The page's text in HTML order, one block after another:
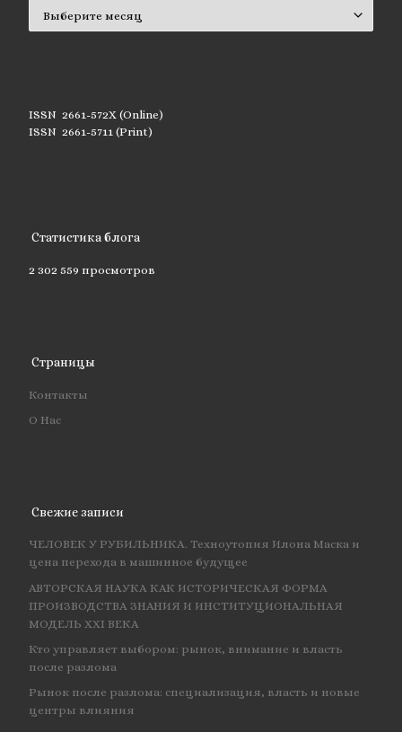
ISSN 2661-572X (Online)
ISSN 2661-5711 (Print)
Статистика блога
2 302 559 просмотров
Страницы
Контакты
О Нас
Свежие записи
ЧЕЛОВЕК У РУБИЛЬНИКА. Техноутопия Илона Маска и
цена перехода в машинное будущее
АВТОРСКАЯ НАУКА КАК ИСТОРИЧЕСКАЯ ФОРМА
ПРОИЗВОДСТВА ЗНАНИЯ И ИНСТИТУЦИОНАЛЬНАЯ
МОДЕЛЬ XXI ВЕКА
Кто управляет выбором: рынок, внимание и власть
после разлома
Рынок после разлома: специализация, власть и новые
центры влияния